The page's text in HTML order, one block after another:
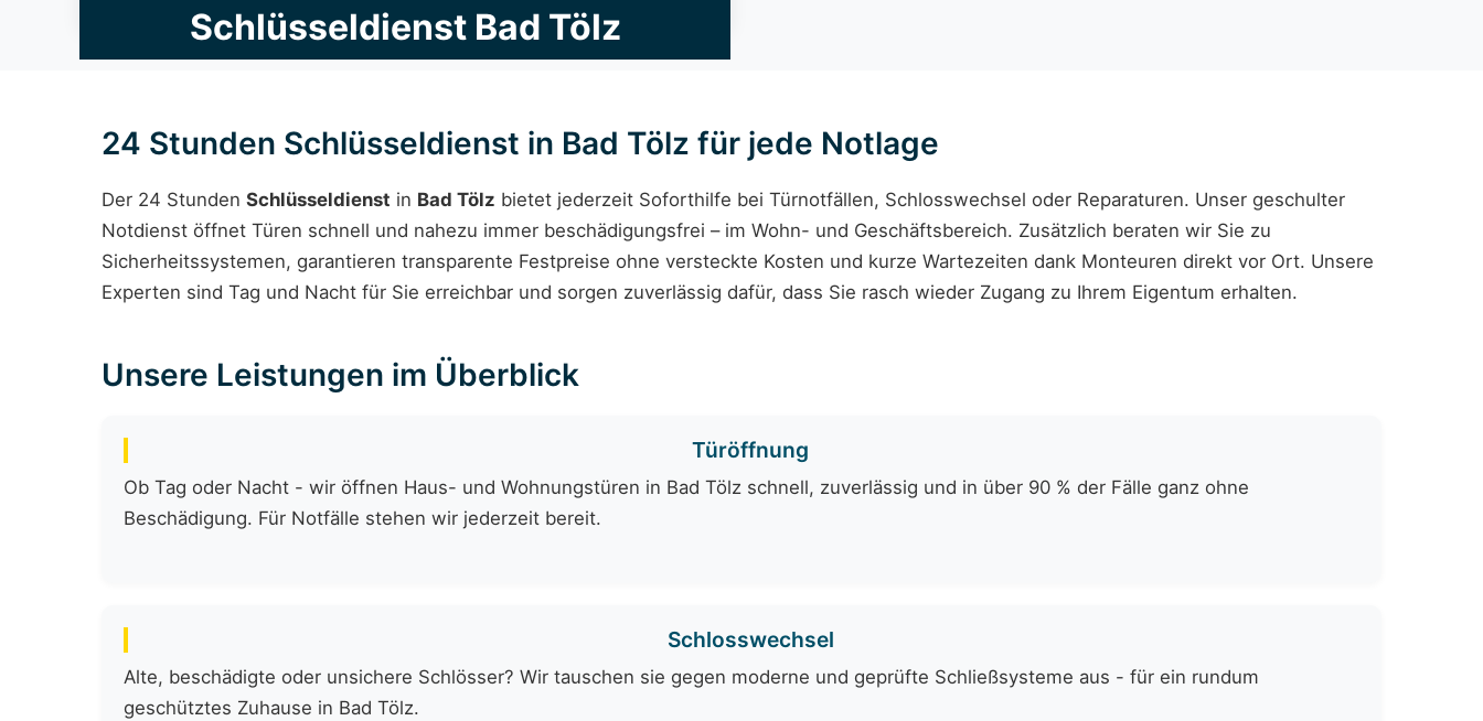
Schlüsseldienst Bad Tölz
24 Stunden Schlüsseldienst in Bad Tölz für jede Notlage
Der 24 Stunden Schlüsseldienst in Bad Tölz bietet jederzeit Soforthilfe bei Türnotfällen, Schlosswechsel oder Reparaturen. Unser geschulter
Notdienst öffnet Türen schnell und nahezu immer beschädigungsfrei – im Wohn- und Geschäftsbereich. Zusätzlich beraten wir Sie zu
Sicherheitssystemen, garantieren transparente Festpreise ohne versteckte Kosten und kurze Wartezeiten dank Monteuren direkt vor Ort. Unsere
Experten sind Tag und Nacht für Sie erreichbar und sorgen zuverlässig dafür, dass Sie rasch wieder Zugang zu Ihrem Eigentum erhalten.
Unsere Leistungen im Überblick
Türöffnung
Ob Tag oder Nacht - wir öffnen Haus- und Wohnungstüren in Bad Tölz schnell, zuverlässig und in über 90 % der Fälle ganz ohne
Beschädigung. Für Notfälle stehen wir jederzeit bereit.
Schlosswechsel
Alte, beschädigte oder unsichere Schlösser? Wir tauschen sie gegen moderne und geprüfte Schließsysteme aus - für ein rundum
geschütztes Zuhause in Bad Tölz.